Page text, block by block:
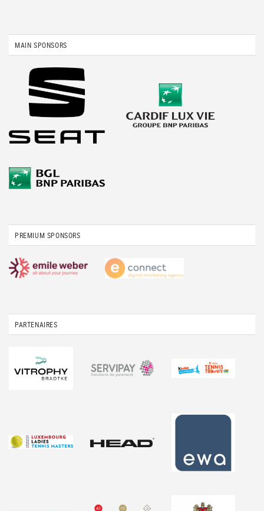
MAIN SPONSORS
PREMIUM SPONSORS
PARTENAIRES